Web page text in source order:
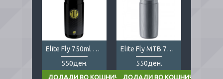
Elite Fly 750ml Tour De France
550ден.
Elite Fly MTB 750ml TEX grey
550ден.